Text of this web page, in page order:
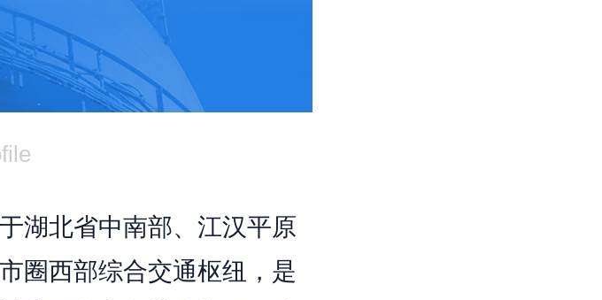
湖北省中南部、江汉平原
圈西部综合交通枢纽，是